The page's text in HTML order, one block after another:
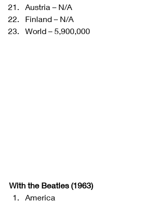
Austria – N/A
Finland – N/A
World – 5,900,000
With the Beatles (1963)
America